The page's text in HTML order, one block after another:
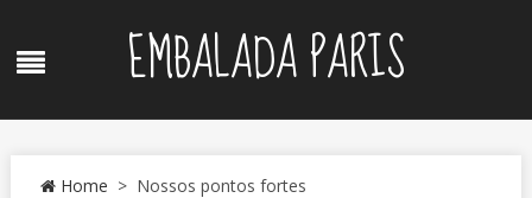
contentMenu EMBALADA PARIS
Home > Nossos pontos fortes